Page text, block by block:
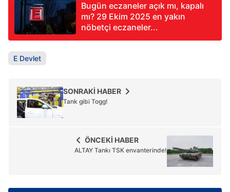
Bugün eczaneler açık mı, kapalı
mı? 29 Ekim 2025 en yakın
nöbetçi eczaneler...
E Devlet
SONRAKİ HABER
Tank gibi Togg!
ÖNCEKİ HABER
ALTAY Tankı TSK envanterinde!